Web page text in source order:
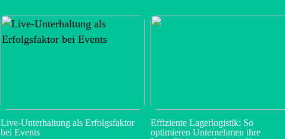
Live-Unterhaltung als Erfolgsfaktor
bei Events
Effiziente Lagerlogistik: So
optimieren Unternehmen ihre